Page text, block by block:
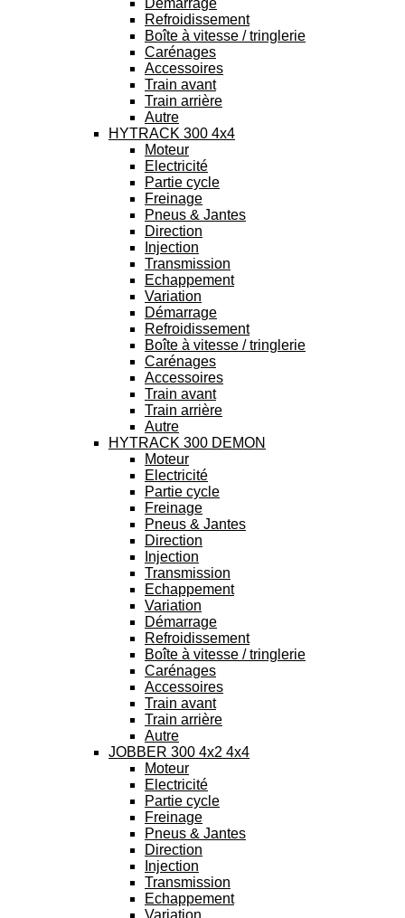
Démarrage
Refroidissement
Boîte à vitesse / tringlerie
Carénages
Accessoires
Train avant
Train arrière
Autre
HYTRACK 300 4x4
Moteur
Electricité
Partie cycle
Freinage
Pneus & Jantes
Direction
Injection
Transmission
Echappement
Variation
Démarrage
Refroidissement
Boîte à vitesse / tringlerie
Carénages
Accessoires
Train avant
Train arrière
Autre
HYTRACK 300 DEMON
Moteur
Electricité
Partie cycle
Freinage
Pneus & Jantes
Direction
Injection
Transmission
Echappement
Variation
Démarrage
Refroidissement
Boîte à vitesse / tringlerie
Carénages
Accessoires
Train avant
Train arrière
Autre
JOBBER 300 4x2 4x4
Moteur
Electricité
Partie cycle
Freinage
Pneus & Jantes
Direction
Injection
Transmission
Echappement
Variation